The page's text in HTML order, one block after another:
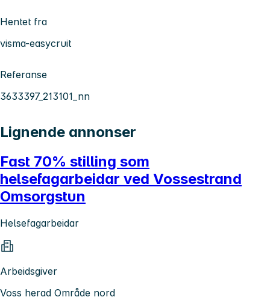
Hentet fra
visma-easycruit
Referanse
3633397_213101_nn
Lignende annonser
Fast 70% stilling som
helsefagarbeidar ved Vossestrand
Omsorgstun
Helsefagarbeidar
Arbeidsgiver
Voss herad Område nord